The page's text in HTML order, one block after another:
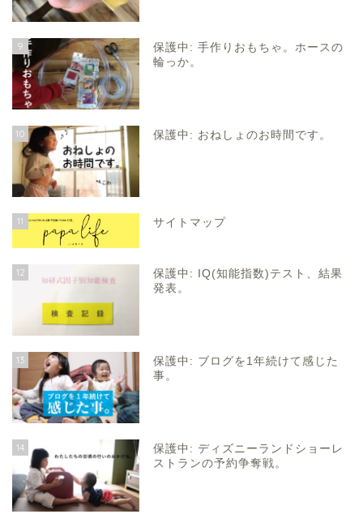
9
保護中: 手作りおもちゃ。ホースの
輪っか。
10 保護中: おねしょのお時間です。
11 サイトマップ
12
保護中: IQ(知能指数)テスト、結果
発表。
13
保護中: ブログを1年続けて感じた
事。
14
保護中: ディズニーランドショーレ
ストランの予約争奪戦。